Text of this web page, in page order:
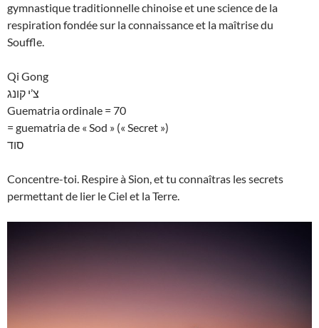
gymnastique traditionnelle chinoise et une science de la
respiration fondée sur la connaissance et la maîtrise du
Souffle.
Qi Gong
צ’י קונג
Guematria ordinale = 70
= guematria de « Sod » (« Secret »)
סוד
Concentre-toi. Respire à Sion, et tu connaîtras les secrets
permettant de lier le Ciel et la Terre.